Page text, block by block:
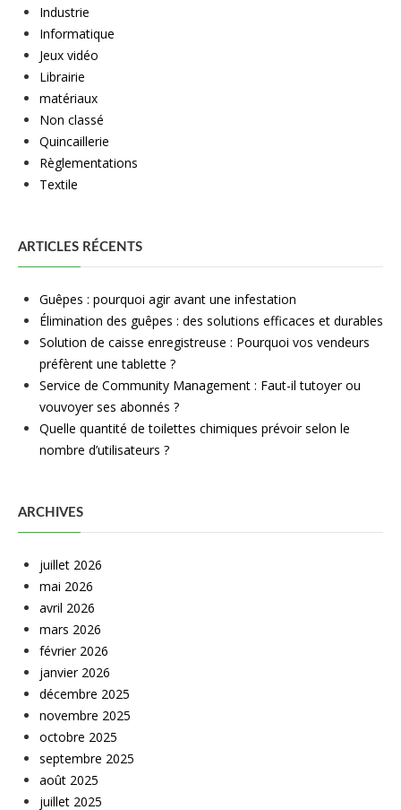
Industrie
Informatique
Jeux vidéo
Librairie
matériaux
Non classé
Quincaillerie
Règlementations
Textile
ARTICLES RÉCENTS
Guêpes : pourquoi agir avant une infestation
Élimination des guêpes : des solutions efficaces et durables
Solution de caisse enregistreuse : Pourquoi vos vendeurs
préfèrent une tablette ?
Service de Community Management : Faut-il tutoyer ou
vouvoyer ses abonnés ?
Quelle quantité de toilettes chimiques prévoir selon le
nombre d’utilisateurs ?
ARCHIVES
juillet 2026
mai 2026
avril 2026
mars 2026
février 2026
janvier 2026
décembre 2025
novembre 2025
octobre 2025
septembre 2025
août 2025
juillet 2025